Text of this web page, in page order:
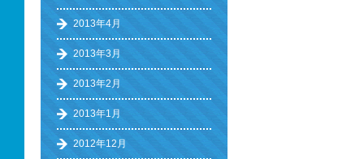
2013年4月
2013年3月
2013年2月
2013年1月
2012年12月